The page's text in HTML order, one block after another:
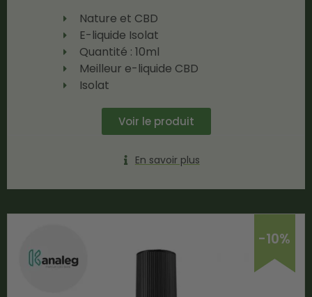
Nature et CBD
E-liquide Isolat
Quantité : 10ml
Meilleur e-liquide CBD
Isolat
Voir le produit
En savoir plus
-10%